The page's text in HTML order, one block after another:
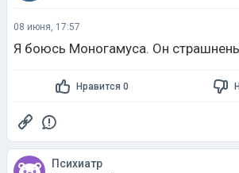
08 июня, 17:57
Я боюсь Моногамуса. Он
Нравится 0
Психиатр